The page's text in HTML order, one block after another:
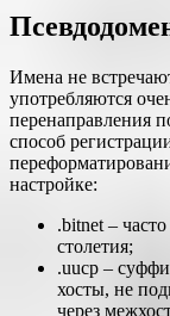
Имена не
употребляются
перенаправления
способ
настройке:
.bitnet –
столетия;
.uucp –
хосты, не
через